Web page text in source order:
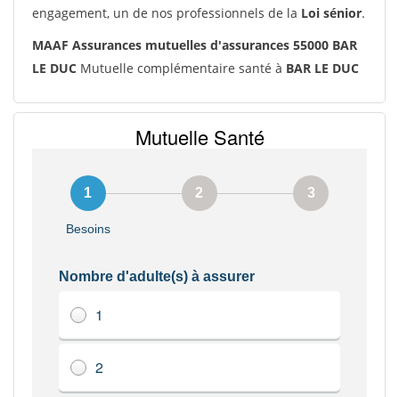
engagement, un de nos professionnels de la Loi sénior.
MAAF Assurances mutuelles d'assurances 55000 BAR
LE DUC Mutuelle complémentaire santé à BAR LE DUC